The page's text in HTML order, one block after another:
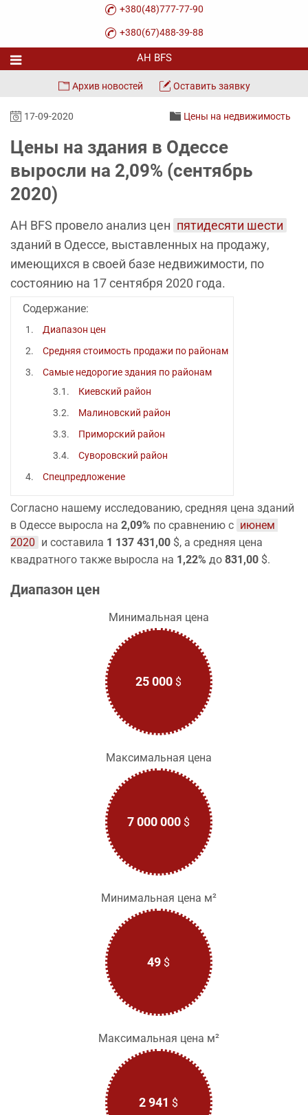
+380(48)777-77-90
+380(67)488-39-88
Архив новостей Оставить заявку
17-09-2020 Цены на недвижимость
Цены на здания в Одессе
выросли на 2,09% (сентябрь
2020)
АН BFS провело анализ цен пятидесяти шести
зданий в Одессе, выставленных на продажу,
имеющихся в своей базе недвижимости, по
состоянию на 17 сентября 2020 года.
Содержание:
Диапазон цен
Средняя стоимость продажи по районам
Самые недорогие здания по районам
Киевский район
Малиновский район
Приморский район
Суворовский район
Спецпредложение
Согласно нашему исследованию, средняя цена зданий
в Одессе выросла на 2,09% по сравнению с июнем
2020 и составила 1 137 431,00 $, а средняя цена
квадратного также выросла на 1,22% до 831,00 $.
Диапазон цен
Минимальная цена
25 000 $
Максимальная цена
7 000 000 $
Минимальная цена м²
49 $
Максимальная цена м²
2 941 $